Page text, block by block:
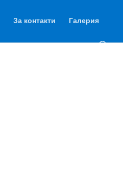
За контакти Галерия